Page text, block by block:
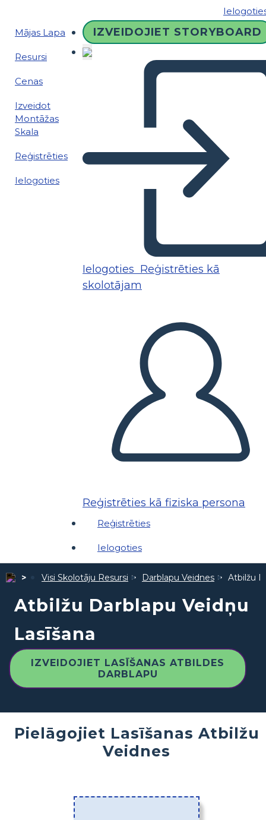
Mājas Lapa
Resursi
Cenas
Izveidot
Montāžas
Skala
Reģistrēties
Ielogoties
IZVEIDOJIET STORYBOARD
Ielogoties Reģistrēties kā
skolotājam
Reģistrēties kā fiziska persona
Reģistrēties
Ielogoties
Visi Skolotāju Resursi Darblapu Veidnes Atbilžu
Atbilžu Darblapu Veidņu
Lasīšana
IZVEIDOJIET LASĪŠANAS ATBILDES
DARBLAPU
Pielāgojiet Lasīšanas Atbilžu
Veidnes